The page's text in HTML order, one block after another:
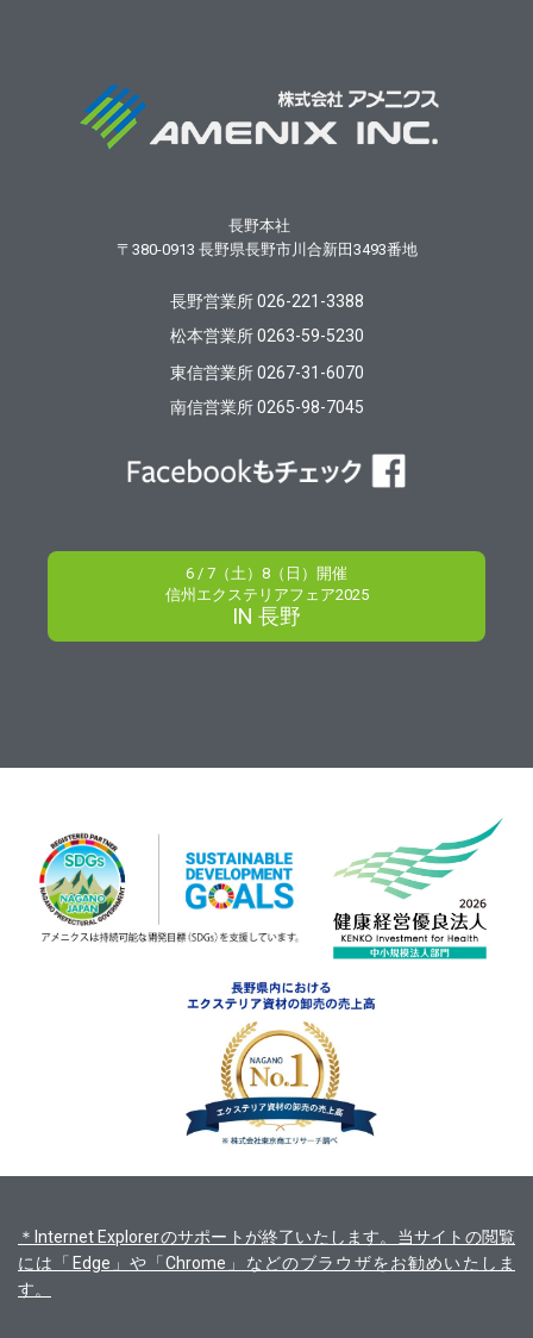
長野本社
〒380-0913 長野県長野市川合新田3493番地
長野営業所 026-221-3388
松本営業所 0263-59-5230
東信営業所 0267-31-6070
南信営業所 0265-98-7045
6 / 7（土）8（日）開催
信州エクステリアフェア2025
IN 長野
＊Internet Explorerのサポートが終了いたします。当サイトの閲覧
には「Edge」や「Chrome」などのブラウザをお勧めいたしま
す。